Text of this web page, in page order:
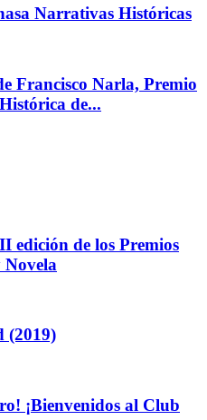
Narrativas Históricas
Francisco Narla, Premio
de...
edición de los Premios
Novela
(2019)
¡Bienvenidos al Club